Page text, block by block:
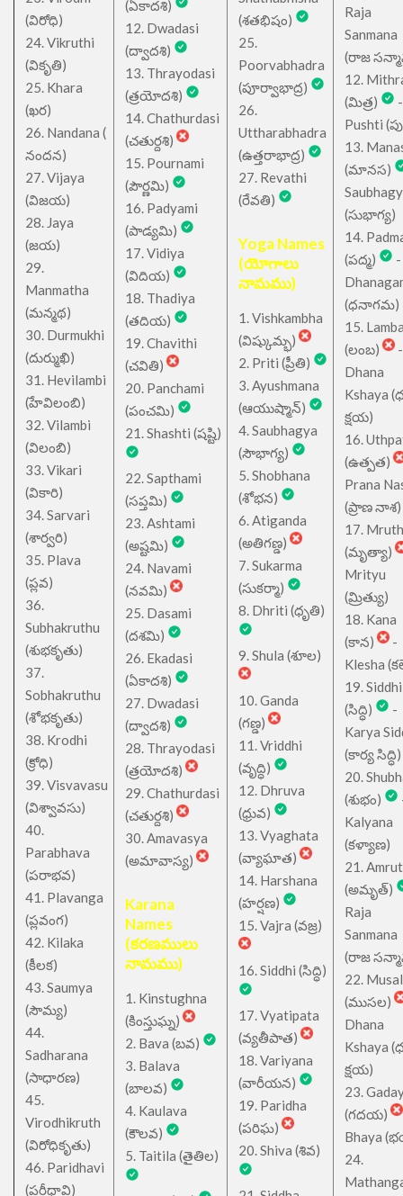
(విరోధి)
24. Vikruthi
(వికృతి)
25. Khara
(ఖర)
26. Nandana (
నందన)
27. Vijaya
(విజయ)
28. Jaya
(జయ)
29.
Manmatha
(మన్మథ)
30. Durmukhi
(దుర్ముఖి)
31. Hevilambi
(హేవిలంబి)
32. Vilambi
(విలంబి)
33. Vikari
(వికారి)
34. Sarvari
(శార్వరి)
35. Plava
(ప్లవ)
36.
Subhakruthu
(శుభకృతు)
37.
Sobhakruthu
(శోభకృతు)
38. Krodhi
(క్రోధి)
39. Visvavasu
(విశ్వావసు)
40.
Parabhava
(పరాభవ)
41. Plavanga
(ప్లవంగ)
42. Kilaka
(కీలక)
43. Saumya
(సౌమ్య)
44.
Sadharana
(సాధారణ)
45.
Virodhikruth
(విరోధికృతు)
46. Paridhavi
(పరీధావి)
(ఏకాదశి)
12. Dwadasi
(ద్వాదశి)
13. Thrayodasi
(త్రయోదశి)
14. Chathurdasi
(చతుర్దశి)
15. Pournami
(పౌర్ణమి)
16. Padyami
(పాడ్యమి)
17. Vidiya
(విదియ)
18. Thadiya
(తదియ)
19. Chavithi
(చవితి)
20. Panchami
(పంచమి)
21. Shashti (షష్టి)
22. Sapthami
(సప్తమి)
23. Ashtami
(అష్టమి)
24. Navami
(నవమి)
25. Dasami
(దశమి)
26. Ekadasi
(ఏకాదశి)
27. Dwadasi
(ద్వాదశి)
28. Thrayodasi
(త్రయోదశి)
29. Chathurdasi
(చతుర్దశి)
30. Amavasya
(అమావాస్య)
Karana
Names
(కరణములు
నామము)
1. Kinstughna
(కింస్తుఘ్న)
2. Bava (బవ)
3. Balava
(బాలవ)
4. Kaulava
(కౌలవ)
5. Taitila (తైతిల)
(శతభిషం)
25.
Poorvabhadra
(పూర్వాభాద్ర)
26.
Uttharabhadra
(ఉత్తరాభాద్ర)
27. Revathi
(రేవతి)
Yoga Names
(యోగాలు
నామము)
1. Vishkambha
(విష్కుమ్భ)
2. Priti (ప్రీతి)
3. Ayushmana
(ఆయుష్మాన్)
4. Saubhagya
(సౌభాగ్య)
5. Shobhana
(శోభన)
6. Atiganda
(అతిగణ్డ)
7. Sukarma
(సుకర్మా)
8. Dhriti (ధృతి)
9. Shula (శూల)
10. Ganda
(గణ్డ)
11. Vriddhi
(వృద్ధి)
12. Dhruva
(ధ్రువ)
13. Vyaghata
(వ్యాఘాత)
14. Harshana
(హర్షణ)
15. Vajra (వజ్ర)
16. Siddhi (సిద్ధి)
17. Vyatipata
(వ్యతీపాత)
18. Variyana
(వారీయన)
19. Paridha
(పరిఘ)
20. Shiva (శివ)
Raja
Sanmana
(రాజ
12.
(మిత్ర)
-
Pushti
13.
(మానస)
(సుభాగ్య)
14.
(పద్మ)
-
(ధనాగమ)
15.
(లంబ)
-
Dhana
Kshaya
క్షయ)
16.
(ఉత్పత)
Prana
(ప్రాణ నాశ)
17.
(మృత్యా)
Mrityu
(మ్రిత్యు)
18. Kana
(కాన)
-
Klesha
19. Siddhi
(సిద్ధి)
-
Karya
(కార్య సిద్ధి)
20.
(శుభం)
Kalyana
(కళ్యాణ)
21.
(అమృత్)
Raja
Sanmana
(రాజ
22.
(ముసల)
Dhana
Kshaya
క్షయ)
23.
(గదయ)
Bhaya
24.